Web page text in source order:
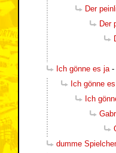
Der
Der
Ich gönne es ja -
Ich gönne
Ich
dumme